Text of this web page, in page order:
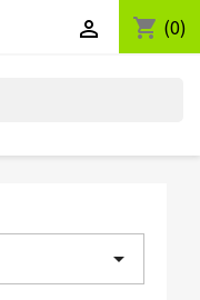
shopping_cart (0)

arrow_drop_down